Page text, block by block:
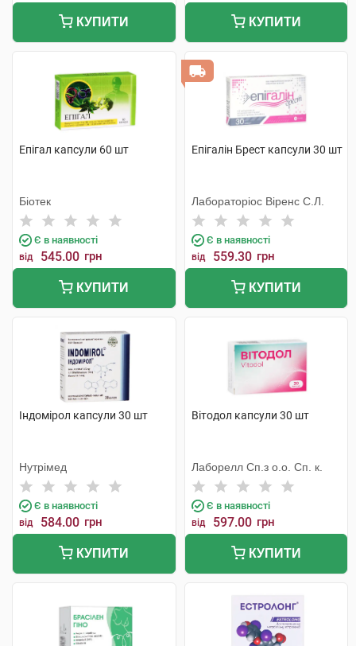
КУПИТИ КУПИТИ
Епігал капсули 60 шт
Біотек
Є в наявності
від 545.00 грн
КУПИТИ
Епігалін Брест капсули 30 шт
Лабораторіос Віренс С.Л.
Є в наявності
від 559.30 грн
КУПИТИ
Індомірол капсули 30 шт
Нутрімед
Є в наявності
від 584.00 грн
КУПИТИ
Вітодол капсули 30 шт
Лаборелл Сп.з о.о. Сп. к.
Є в наявності
від 597.00 грн
КУПИТИ